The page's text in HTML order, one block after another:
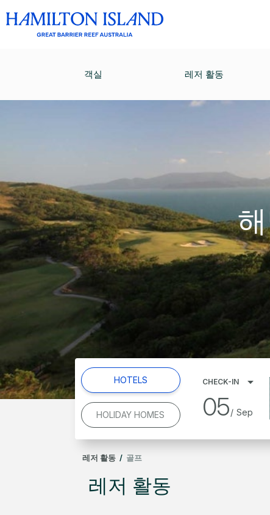
객실 레저 활동
HOTELS
HOLIDAY HOMES
CHECK-IN
05/ Sep
레저 활동 / 골프
레저 활동